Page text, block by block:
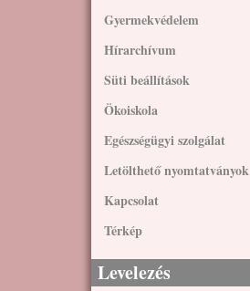
Gyermekvédelem
Hírarchívum
Süti beállítások
Ökoiskola
Egészségügyi szolgálat
Letölthető nyomtatványok
Kapcsolat
Térkép
Levelezés